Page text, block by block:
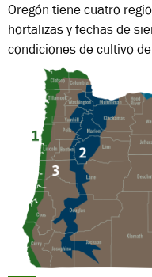
Oregón tiene cuatro
hortalizas y fechas de
condiciones de cultivo